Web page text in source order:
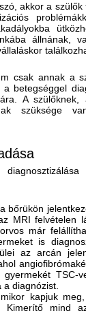
akkor a
állnának,
csak annak a
betegséggel
A
szüksége
bőrükön
MRI felvételen
már
is
az arcán
TSC-
diagnózist.
kapjuk
Kimerítő mind